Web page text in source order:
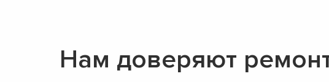
Нам доверяют